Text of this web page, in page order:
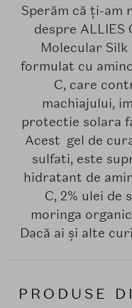
Sperăm că ți-am
despre ALLIES
Molecular
formulat cu
C, care
machiajului,
protectie solara
Acest gel de
sulfati, este
hidratant de
C, 2% ulei de
moringa
Dacă ai și alte
PRODUSE